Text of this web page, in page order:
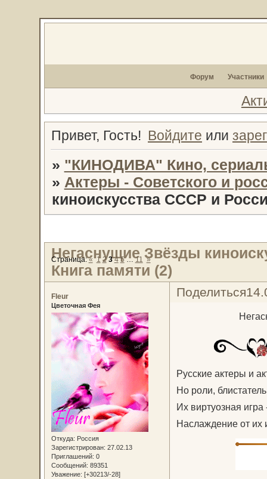
Форум Участники
Привет, Гость! Войдите или
» "КИНОДИВА" Кино,
» Актеры - Советского и
киноискусства СССР и
Негаснущие Звёзды
Книга памяти (2)
Страница:« 1 2 3 4 5 … 11 »
Поделиться
Fleur
Цветочная Фея
Откуда: Россия
Зарегистрирован: 27.02.13
Приглашений: 0
Сообщений: 89351
Уважение: [+30213/-28]
Русские актеры и
Но роли,
Их виртуозная
Наслаждение от их